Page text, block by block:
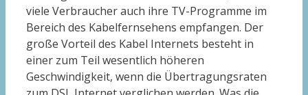
viele Verbraucher auch ihre TV-Programme im
Bereich des Kabelfernsehens empfangen. Der
große Vorteil des Kabel Internets besteht in
einer zum Teil wesentlich höheren
Geschwindigkeit, wenn die Übertragungsraten